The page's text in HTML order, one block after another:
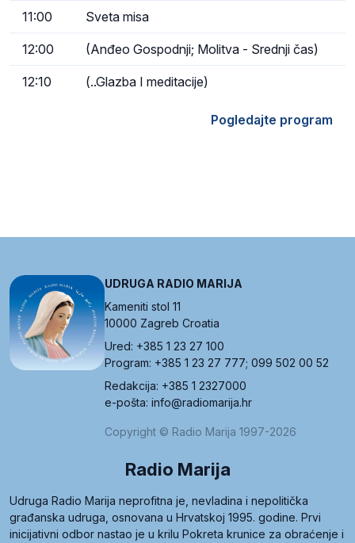
11:00 Sveta misa
12:00 (Anđeo Gospodnji; Molitva - Srednji čas)
12:10 (..Glazba I meditacije)
Pogledajte program
UDRUGA RADIO MARIJA
Kameniti stol 11
10000 Zagreb Croatia
Ured: +385 1 23 27 100
Program: +385 1 23 27 777; 099 502 00 52
Redakcija: +385 1 2327000
e-pošta: info@radiomarija.hr
Copyright © Radio Marija 1997-2026
Radio Marija
Udruga Radio Marija neprofitna je, nevladina i nepolitička
građanska udruga, osnovana u Hrvatskoj 1995. godine. Prvi
inicijativni odbor nastao je u krilu Pokreta krunice za obraćenje i